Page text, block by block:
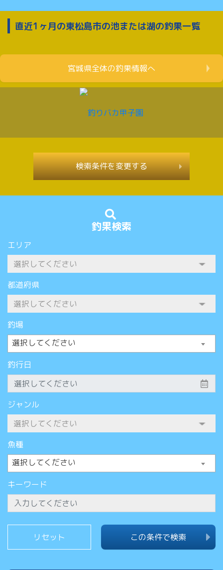
釣果検索
エリア
都道府県
釣場
選択してください
釣行日
ジャンル
魚種
選択してください
キーワード
この条件で検索
直近1ヶ月の東松島市の池または湖の釣果一覧
宮城県全体の釣果情報へ
検索条件を変更する